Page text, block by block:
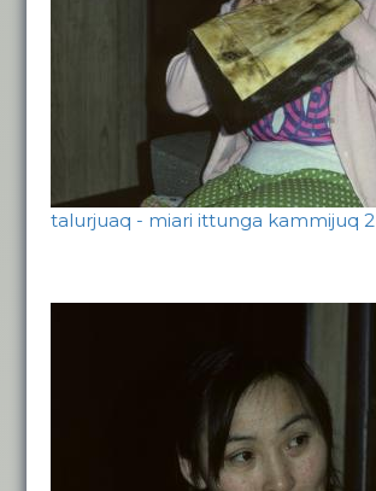
talurjuaq - miari ittunga kammijuq 2